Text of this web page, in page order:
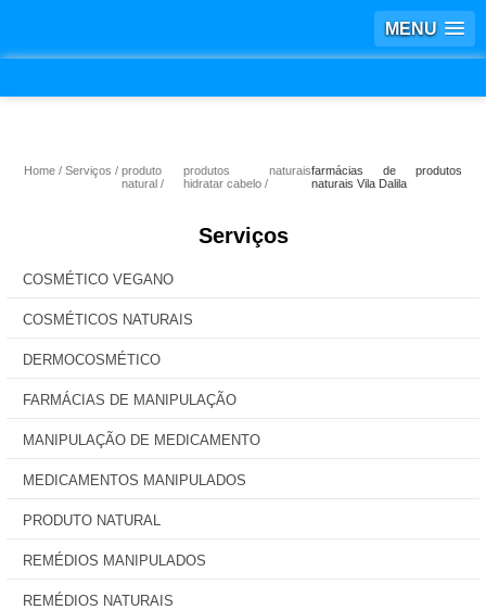
MENU
Home Serviços
produto
natural
produtos naturais
hidratar cabelo
farmácias de produtos
naturais Vila Dalila
Serviços
COSMÉTICO VEGANO
COSMÉTICOS NATURAIS
DERMOCOSMÉTICO
FARMÁCIAS DE MANIPULAÇÃO
MANIPULAÇÃO DE MEDICAMENTO
MEDICAMENTOS MANIPULADOS
PRODUTO NATURAL
REMÉDIOS MANIPULADOS
REMÉDIOS NATURAIS